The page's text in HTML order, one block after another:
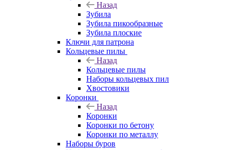
Назад
Зубила
Зубила пикообразные
Зубила плоские
Ключи для патрона
Кольцевые пилы
Назад
Кольцевые пилы
Наборы кольцевых пил
Хвостовики
Коронки
Назад
Коронки
Коронки по бетону
Коронки по металлу
Наборы буров